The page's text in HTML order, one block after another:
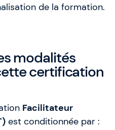
de la formation.
modalités
certification
Facilitateur
est conditionnée par :